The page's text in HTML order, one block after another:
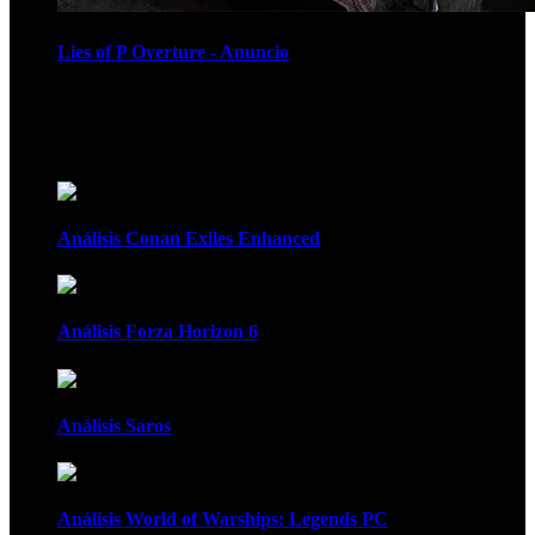
Lies of P Overture - Anuncio
Análisis Conan Exiles Enhanced
Análisis Forza Horizon 6
Análisis Saros
Análisis World of Warships: Legends PC